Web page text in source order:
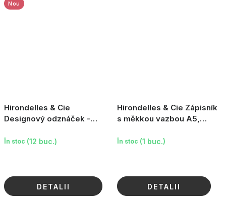
Hirondelles & Cie
Designový odznáček -
Nou
În stoc (12 buc.)
DETALII
Hirondelles & Cie Zápisník
s měkkou vazbou A5,
În stoc (1 buc.)
DETALII